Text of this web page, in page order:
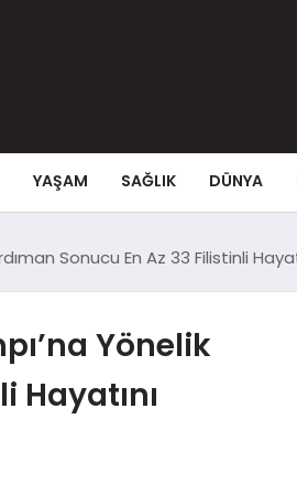
YAŞAM SAĞLIK DÜNYA
Sonucu En Az 33 Filistinli
Yönelik
Hayatını